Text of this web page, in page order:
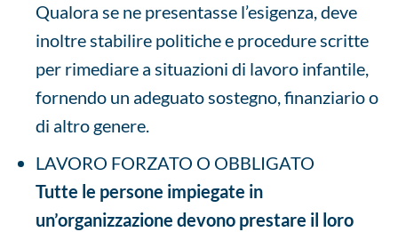
Qualora se ne presentasse l’esigenza, deve
inoltre stabilire politiche e procedure scritte
per rimediare a situazioni di lavoro infantile,
fornendo un adeguato sostegno, finanziario o
di altro genere.
LAVORO FORZATO O OBBLIGATO
Tutte le persone impiegate in
un’organizzazione devono prestare il loro